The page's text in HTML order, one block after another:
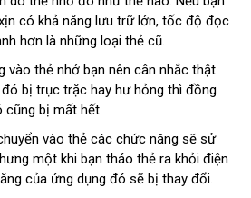
có khả năng lưu trữ lớn, tốc độ đọc
hơn là những loại thẻ cũ.
vào thẻ nhớ bạn nên cân nhắc thật
bị trục trặc hay hư hỏng thì đồng
cũng bị mất hết.
vào thẻ các chức năng sẽ sử
một khi bạn tháo thẻ ra khỏi điện
của ứng dụng đó sẽ bị thay đổi.